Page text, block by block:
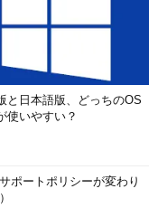
と日本語版、どっちのOS
使いやすい？
ポートポリシーが変わり